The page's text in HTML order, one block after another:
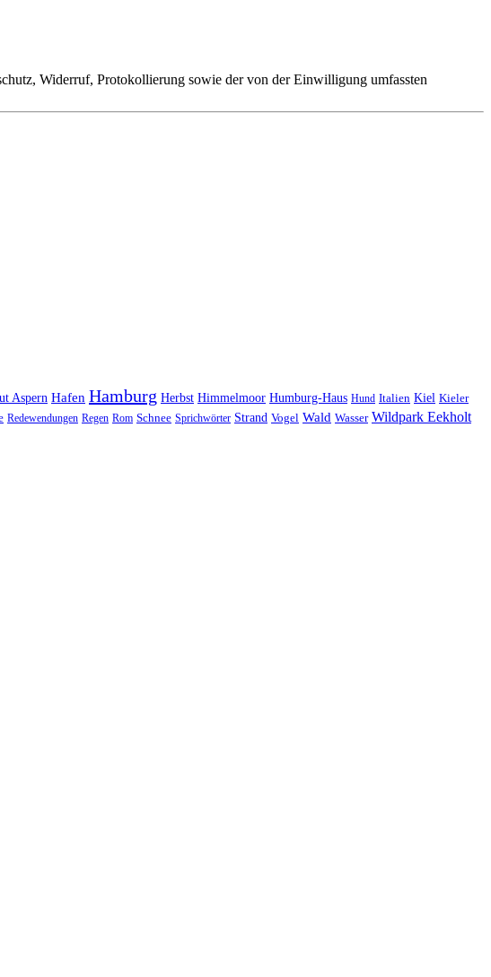
Widerruf, Protokollierung sowie der von der Einwilligung umfassten
Aspern Hafen Hamburg Herbst Himmelmoor Humburg-Haus Hund Italien Kiel Kieler
Redewendungen Regen Rom Schnee Sprichwörter Strand Vogel Wald Wasser Wildpark Eekholt